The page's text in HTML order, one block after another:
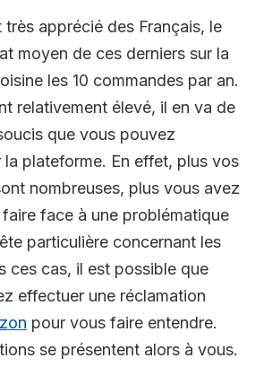
très apprécié des Français, le
moyen de ces derniers sur la
les 10 commandes par an.
relativement élevé, il en va de
que vous pouvez
la plateforme. En effet, plus vos
nombreuses, plus vous avez
face à une problématique
particulière concernant les
ces cas, il est possible que
effectuer une réclamation
pour vous faire entendre.
se présentent alors à vous.